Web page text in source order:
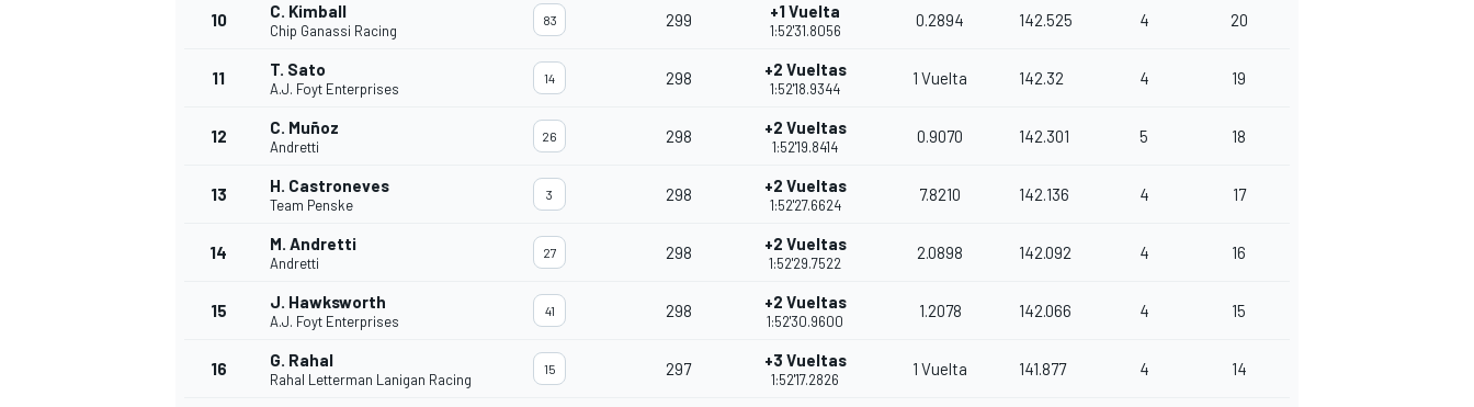
10 C. Kimball
Chip Ganassi Racing
83 299 +1 Vuelta
1:52'31.8056
0.2894 142.525 4 20
11 T. Sato
A.J. Foyt Enterprises
14 298 +2 Vueltas
1:52'18.9344
1 Vuelta 142.32 4 19
12 C. Muñoz
Andretti
26 298 +2 Vueltas
1:52'19.8414
0.9070 142.301 5 18
13 H. Castroneves
Team Penske
3 298 +2 Vueltas
1:52'27.6624
7.8210 142.136 4 17
14 M. Andretti
Andretti
27 298 +2 Vueltas
1:52'29.7522
2.0898 142.092 4 16
15 J. Hawksworth
A.J. Foyt Enterprises
41 298 +2 Vueltas
1:52'30.9600
1.2078 142.066 4 15
16 G. Rahal
Rahal Letterman Lanigan Racing
15 297 +3 Vueltas
1:52'17.2826
1 Vuelta 141.877 4 14